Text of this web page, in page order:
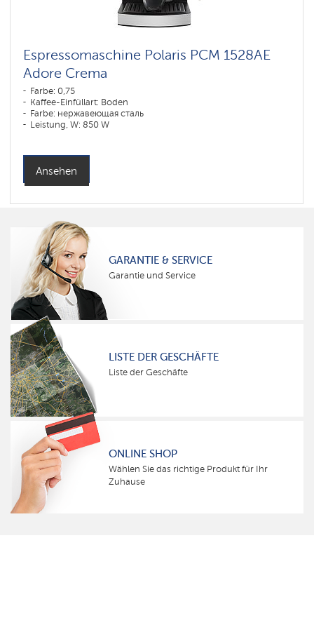
Espressomaschine Polaris PCM 1528AE
Adore Crema
Farbe: 0,75
Kaffee-Einfüllart: Boden
Farbe: нержавеющая сталь
Leistung, W: 850 W
Ansehen
GARANTIE & SERVICE
Garantie und Service
LISTE DER GESCHÄFTE
Liste der Geschäfte
ONLINE SHOP
Wählen Sie das richtige Produkt für Ihr
Zuhause